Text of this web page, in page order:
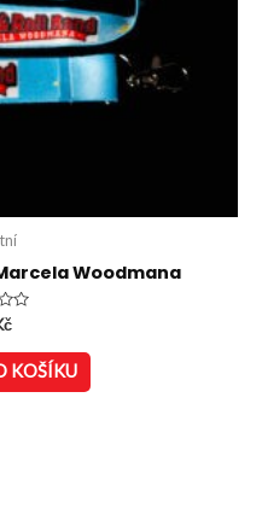
Woodmana
KOŠÍKU